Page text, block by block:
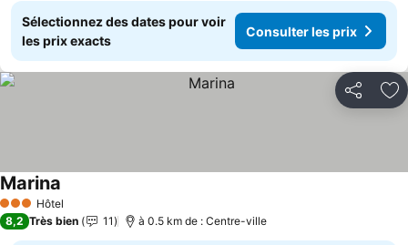
Sélectionnez des dates pour voir
les prix exacts
Consulter les prix
Partager
3 ÉtoilesHôtel
Marina
8,2 Très bien 11 à 0.5 km de : Centre-ville